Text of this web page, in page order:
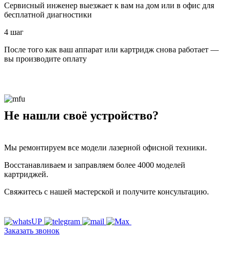
Сервисный инженер выезжает к вам на дом или в офис для
бесплатной диагностики
4 шаг
После того как ваш аппарат или картридж снова работает —
вы производите оплату
Не нашли своё устройство?
Мы ремонтируем все модели лазерной офисной техники.
Восстанавливаем и заправляем более 4000 моделей
картриджей.
Свяжитесь с нашей мастерской и получите консультацию.
Заказать звонок